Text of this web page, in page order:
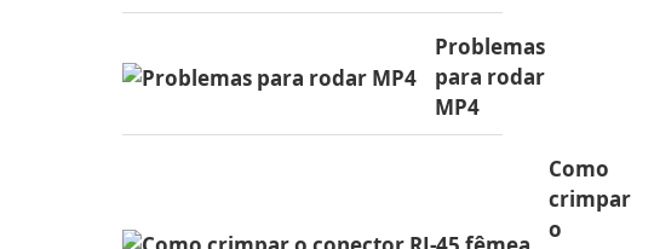
Problemas
para rodar
MP4
Como
crimpar
o